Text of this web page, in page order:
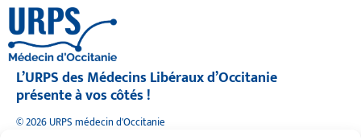
L’URPS des Médecins Libéraux d’Occitanie
présente à vos côtés !
© 2026 URPS médecin d'Occitanie